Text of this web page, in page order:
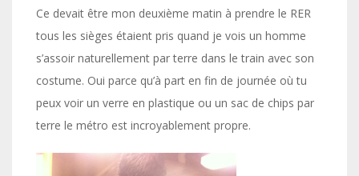
Ce devait être mon deuxième matin à prendre le RER
tous les sièges étaient pris quand je vois un homme
s’assoir naturellement par terre dans le train avec son
costume. Oui parce qu’à part en fin de journée où tu
peux voir un verre en plastique ou un sac de chips par
terre le métro est incroyablement propre.